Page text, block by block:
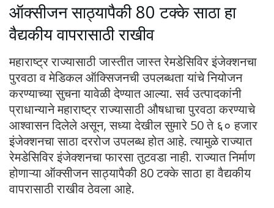
ऑक्सीजन साठ्यापैकी 80 टक्के साठा हा
वैद्यकीय वापरासाठी राखीव
महाराष्ट्र राज्यासाठी जास्तीत जास्त रेमडेसिविर इंजेक्शनचा
पुरवठा व मेडिकल ऑक्सिजनची उपलब्धता यांचे नियोजन
करण्याच्या सुचना यावेळी देण्यात आल्या. सर्व उत्पादकांनी
प्राधान्याने महाराष्ट्र राज्यासाठी औषधाचा पुरवठा करण्याचे
आश्वासन दिलेले असून, सध्या देखील सुमारे 50 ते ६० हजार
इंजेक्शनचा साठा दररोज उपलब्ध होत आहे. त्यामुळे राज्यात
रेमडेसिविर इंजेक्शनचा फारसा तुटवडा नाही. राज्यात निर्माण
होणाऱ्या ऑक्सीजन साठ्यापैकी 80 टक्के साठा हा वैद्यकीय
वापरासाठी राखीव ठेवला आहे.